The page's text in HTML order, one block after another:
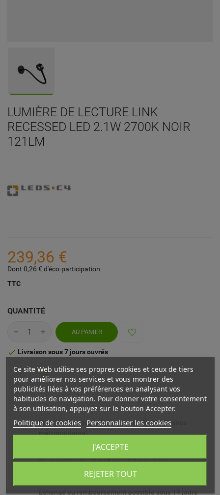
LUMIÈRE DE LECTURE LINK
RECESSED LED 2.1W 2700K NOIR
121LM
239,36 €
Dont 0,26 € d'éco-participation
TTC
QUANTITÉ
AU PANIER
 Livraison sous 7 jours ouvrés
Frais de livraison offerts à partir de 69€ (France
métropolitaine)
Livré chez vous ou en point relais (France
Echange ou remboursement possible sous 14 jours
Ce site Web utilise ses propres cookies et ceux de tiers
pour améliorer nos services et vous montrer des
publicités liées à vos préférences en analysant vos
habitudes de navigation. Pour donner votre consentement
à son utilisation, appuyez sur le bouton Accepter.
Politique de cookies Personnaliser les cookies
REJETER TOUT
J'ACCEPTE